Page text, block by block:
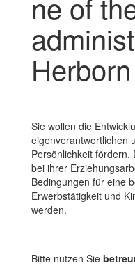
Herborn
Sie wollen die
eigenverantwortlichen
Persönlichkeit fördern.
bei ihrer
Bedingungen für eine
Erwerbstätigkeit und
werden.
Bitte nutzen Sie